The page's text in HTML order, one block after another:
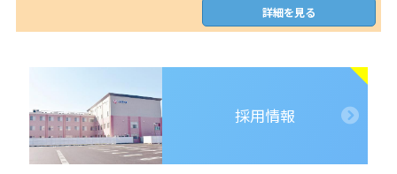
詳細を見る
採用情報